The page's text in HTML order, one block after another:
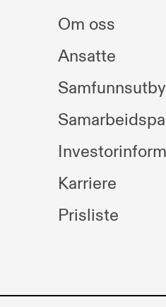
Om oss
Ansatte
Karriere
Prisliste